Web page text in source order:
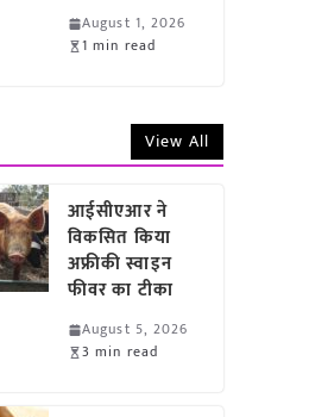
August 1, 2026
1 min read
View All
आईसीएआर ने
विकसित किया
अफ्रीकी स्वाइन
फीवर का टीका
August 5, 2026
3 min read